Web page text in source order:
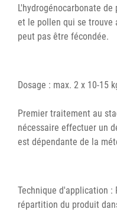
L'hydrogénocarbonate
et le pollen qui se trouve
peut pas être fécondée.
Dosage : max. 2 x 10-15
Premier traitement au
nécessaire effectuer un
est dépendante de la
Technique d'application :
répartition du produit